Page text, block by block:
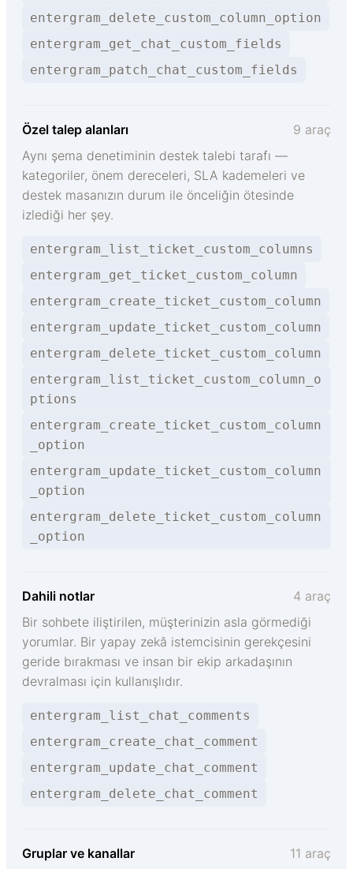
entergram_delete_custom_column_option
entergram_get_chat_custom_fields
entergram_patch_chat_custom_fields
Özel talep alanları
9 araç
Aynı şema denetiminin destek talebi tarafı —
kategoriler, önem dereceleri, SLA kademeleri ve
destek masanızın durum ile önceliğin ötesinde
izlediği her şey.
entergram_list_ticket_custom_columns
entergram_get_ticket_custom_column
entergram_create_ticket_custom_column
entergram_update_ticket_custom_column
entergram_delete_ticket_custom_column
entergram_list_ticket_custom_column_o
ptions
entergram_create_ticket_custom_column
_option
entergram_update_ticket_custom_column
_option
entergram_delete_ticket_custom_column
_option
Dahili notlar
4 araç
Bir sohbete iliştirilen, müşterinizin asla görmediği
yorumlar. Bir yapay zekâ istemcisinin gerekçesini
geride bırakması ve insan bir ekip arkadaşının
devralması için kullanışlıdır.
entergram_list_chat_comments
entergram_create_chat_comment
entergram_update_chat_comment
entergram_delete_chat_comment
Gruplar ve kanallar 11 araç